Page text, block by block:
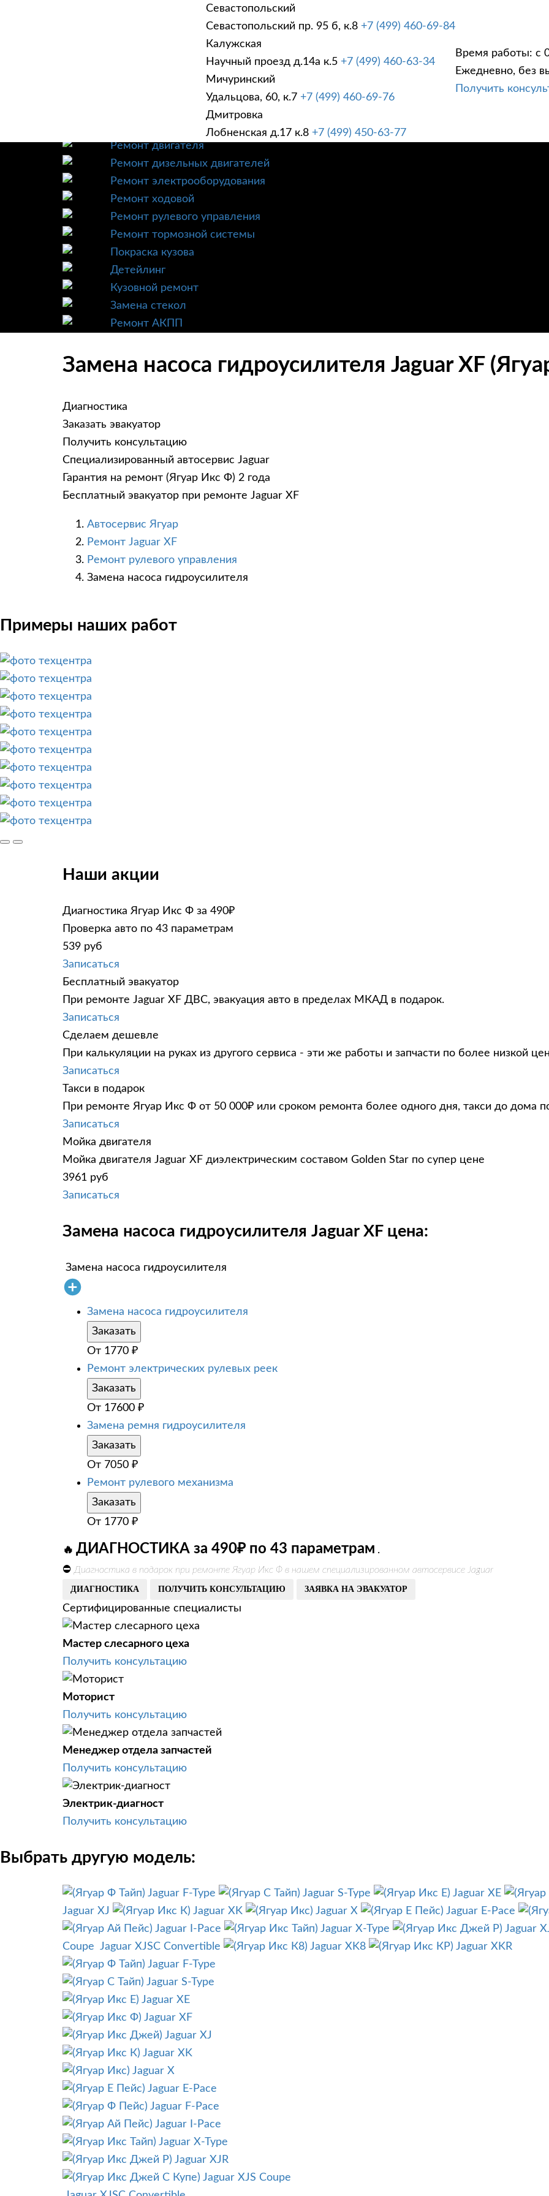
Севастопольский
Севастопольский пр. 95 б, к.8 +7 (499) 460-69-84
Калужская
Научный проезд д.14а к.5 +7 (499) 460-63-34
Мичуринский
Удальцова, 60, к.7 +7 (499) 460-69-76
Дмитровка
Лобненская д.17 к.8 +7 (499) 450-63-77
Время работы: с
Ежедневно, без
Получить
УСЛУГИ
Техническое обслуживание
Ремонт трансмиссии
Ремонт двигателя
Ремонт дизельных двигателей
Ремонт электрооборудования
Ремонт ходовой
Ремонт рулевого управления
Ремонт тормозной системы
Покраска кузова
Детейлинг
Кузовной ремонт
Замена стекол
Ремонт АКПП
Замена насоса гидроусилителя Jaguar XF
Диагностика
Заказать эвакуатор
Получить консультацию
Специализированный автосервис Jaguar
Гарантия на ремонт (Ягуар Икс Ф) 2 года
Бесплатный эвакуатор при ремонте Jaguar XF
Автосервис Ягуар
Ремонт Jaguar XF
Ремонт рулевого управления
Замена насоса гидроусилителя
Примеры наших работ
Наши акции
Диагностика Ягуар Икс Ф за 490₽
Проверка авто по 43 параметрам
539 руб
Записаться
Бесплатный эвакуатор
При ремонте Jaguar XF ДВС, эвакуация авто в пределах МКАД в подарок.
Записаться
Сделаем дешевле
При калькуляции на руках из другого сервиса - эти же работы и запчасти по более низкой
Записаться
Такси в подарок
При ремонте Ягуар Икс Ф от 50 000₽ или сроком ремонта более одного дня, такси до дома
Записаться
Мойка двигателя
Мойка двигателя Jaguar XF диэлектрическим составом Golden Star по супер цене
3961 руб
Записаться
Замена насоса гидроусилителя Jaguar XF цена:
Замена насоса гидроусилителя
Замена насоса гидроусилителя
Заказать
От 1770 ₽
Ремонт электрических рулевых реек
Заказать
От 17600 ₽
Замена ремня гидроусилителя
Заказать
От 7050 ₽
Ремонт рулевого механизма
Заказать
От 1770 ₽
🔥 ДИАГНОСТИКА за 490₽ по 43 параметрам .
⛔ Диагностика в подарок при ремонте Ягуар Икс Ф в нашем специализированном автосервисе Jaguar
ДИАГНОСТИКА ПОЛУЧИТЬ КОНСУЛЬТАЦИЮ ЗАЯВКА НА ЭВАКУАТОР
Сертифицированные специалисты
Мастер слесарного цеха
Получить консультацию
Моторист
Получить консультацию
Менеджер отдела запчастей
Получить консультацию
Электрик-диагност
Получить консультацию
Выбрать другую модель:
Jaguar F-Type Jaguar S-Type
Jaguar XE
Jaguar XJ
Jaguar XK Jaguar X
Jaguar E-Pace
Jaguar I-Pace
Jaguar X-Type
Jaguar
Coupe Jaguar XJSC Convertible Jaguar XK8
Jaguar XKR
Jaguar F-Type
Jaguar S-Type
Jaguar XE
Jaguar XF
Jaguar XJ
Jaguar XK
Jaguar X
Jaguar E-Pace
Jaguar F-Pace
Jaguar I-Pace
Jaguar X-Type
Jaguar XJR
Jaguar XJS Coupe